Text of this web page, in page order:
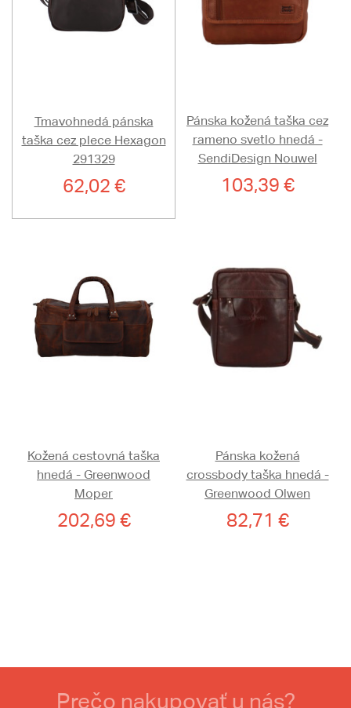
Tmavohnedá pánska
taška cez plece Hexagon
291329
62,02 €
Pánska kožená taška cez
rameno svetlo hnedá -
SendiDesign Nouwel
103,39 €
Kožená cestovná taška
hnedá - Greenwood
Moper
202,69 €
Pánska kožená
crossbody taška hnedá -
Greenwood Olwen
82,71 €
Prečo nakupovať u nás?